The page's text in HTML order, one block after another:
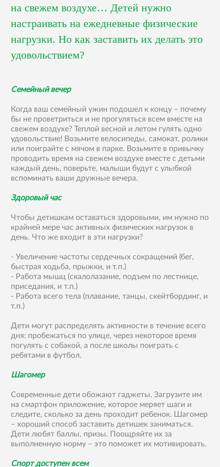
на свежем воздухе… Детей нужно
настраивать на ежедневные физические
нагрузки. Но как заставить их делать это
удовольствием?
Семейный вечер
Когда ваш семейный ужин подошел к концу – почему
бы не проветриться и не прогуляться всем вместе на
свежем воздухе? Теплой весной и летом гулять одно
удовольствие! Возьмите велосипеды, самокат, ролики
или поиграйте с мячом в парке. Возьмите в привычку
проводить время на свежем воздухе вместе с детьми
каждый день, поверьте, малыши будут с улыбкой
вспоминать ваши дружные вечера.
Здоровый час
Чтобы детишкам оставаться здоровыми, им нужно по
крайней мере час активных физических нагрузок в
день. Что же входит в эти нагрузки?
- Увеличение частоты сердечных сокращений (бег,
быстрая ходьба, прыжки, и т.п.)
- Работа мышц (скалолазание, подъем по лестнице,
приседания, и т.п.)
- Работа всего тела (плавание, танцы, скейтбординг, и
т.п.)
Дети могут распределять активности в течение всего
дня: пробежаться по улице, через некоторое время
погулять с собакой, а после школы поиграть с
ребятами в футбол.
Шагомер
Современные дети обожают гаджеты. Загрузите им
на смартфон приложение, которое меряет шаги и
следите, сколько за день проходит ребенок. Шагомер
– хороший способ заставить детишек заниматься.
Дети любят баллы, призы. Поощряйте их за
выполненную норму – это поможет их мотивировать.
Спорт доступен всем